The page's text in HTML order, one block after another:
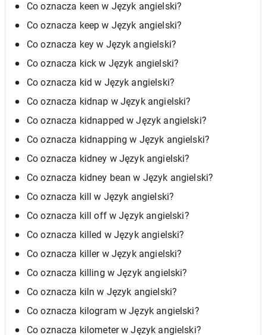
Co oznacza keen w Język angielski?
Co oznacza keep w Język angielski?
Co oznacza key w Język angielski?
Co oznacza kick w Język angielski?
Co oznacza kid w Język angielski?
Co oznacza kidnap w Język angielski?
Co oznacza kidnapped w Język angielski?
Co oznacza kidnapping w Język angielski?
Co oznacza kidney w Język angielski?
Co oznacza kidney bean w Język angielski?
Co oznacza kill w Język angielski?
Co oznacza kill off w Język angielski?
Co oznacza killed w Język angielski?
Co oznacza killer w Język angielski?
Co oznacza killing w Język angielski?
Co oznacza kiln w Język angielski?
Co oznacza kilogram w Język angielski?
Co oznacza kilometer w Język angielski?